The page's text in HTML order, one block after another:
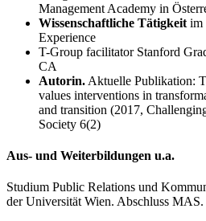
Management Academy in
Wissenschaftliche Tätigkeit im
Experience
T-Group facilitator Stanford
CA
Autorin. Aktuelle Publikation:
values interventions in
and transition (2017,
Society 6(2)
Aus- und Weiterbildungen u.a.
Studium Public Relations und
der Universität Wien. Abschluss MAS.